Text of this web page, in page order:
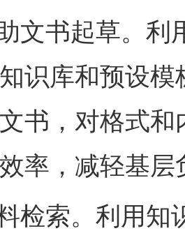
书起草。利
识库和预设
书，对格式
率，减轻基层
索。利用知